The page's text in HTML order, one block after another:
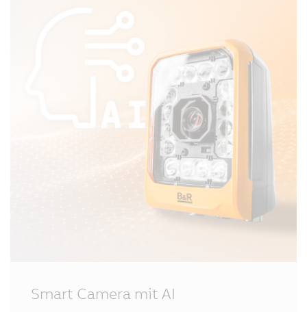
Smart Camera mit AI